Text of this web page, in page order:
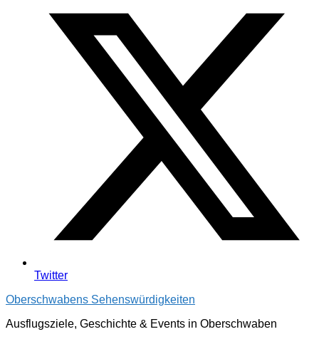
Twitter
Oberschwabens Sehenswürdigkeiten
Ausflugsziele, Geschichte & Events in Oberschwaben